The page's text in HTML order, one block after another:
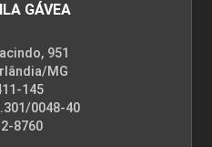
do Cacau e
de Cacau,
GÁVEA
951
MG
145
0048-40
8760